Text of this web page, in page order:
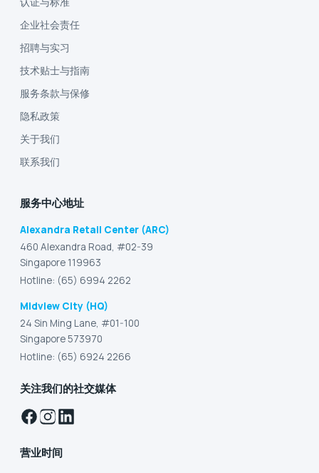
企业社会责任
招聘与实习
技术贴士与指南
服务条款与保修
隐私政策
关于我们
联系我们
服务中心地址
Alexandra Retail Center (ARC)
460 Alexandra Road, #02-39
Singapore 119963
Hotline: (65) 6994 2262
Midview City (HQ)
24 Sin Ming Lane, #01-100
Singapore 573970
Hotline: (65) 6924 2266
关注我们的社交媒体
营业时间